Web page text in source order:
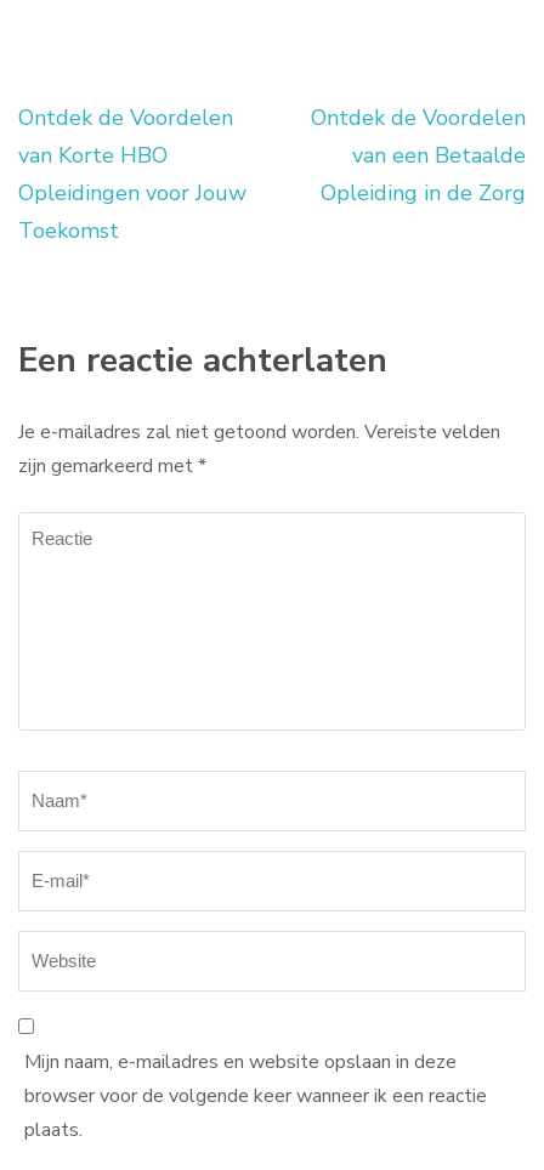
Berichtnavigatie
Ontdek de Voordelen
van Korte HBO
Opleidingen voor Jouw
Toekomst
Ontdek de Voordelen
van een Betaalde
Opleiding in de Zorg
Een reactie achterlaten
Je e-mailadres zal niet getoond worden. Vereiste velden
zijn gemarkeerd met*
Reactie
Mijn naam, e-mailadres en website opslaan in deze
browser voor de volgende keer wanneer ik een reactie
plaats.